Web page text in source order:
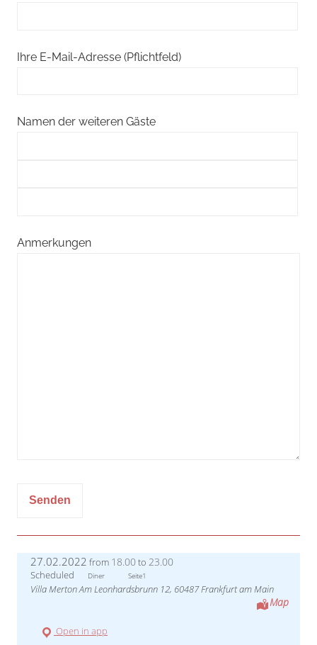
Ihre E-Mail-Adresse (Pflichtfeld)
Namen der weiteren Gäste
Anmerkungen
27.02.2022 from 18.00to 23.00
Scheduled Diner Seite1
Villa Merton Am Leonhardsbrunn 12, 60487 Frankfurt am Main
Map
Open in app